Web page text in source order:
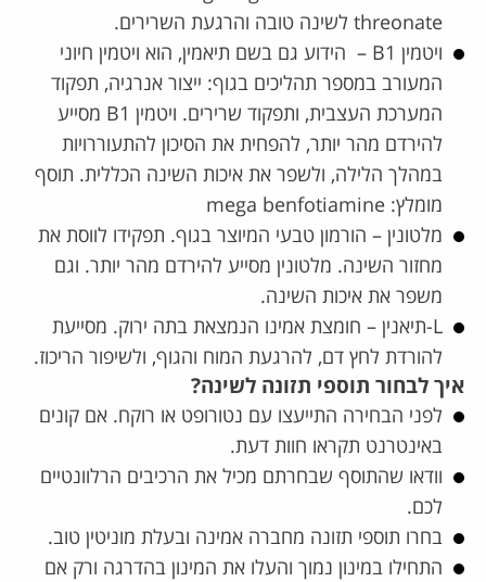
threonate לשינה טובה והרגעת השרירים.
ויטמין B1 – הידוע גם בשם תיאמין, הוא ויטמין חיוני
המעורב במספר תהליכים בגוף: ייצור אנרגיה, תפקוד
המערכת העצבית, ותפקוד שרירים. ויטמין B1 מסייע
להירדם מהר יותר, להפחית את הסיכון להתעוררויות
במהלך הלילה, ולשפר את איכות השינה הכללית. תוסף
מומלץ: mega benfotiamine
מלטונין – הורמון טבעי המיוצר בגוף. תפקידו לווסת את
מחזור השינה. מלטונין מסייע להירדם מהר יותר. וגם
משפר את איכות השינה.
L-תיאנין – חומצת אמינו הנמצאת בתה ירוק. מסייעת
להורדת לחץ דם, להרגעת המוח והגוף, ולשיפור הריכוז.
איך לבחור תוספי תזונה לשינה?
לפני הבחירה התייעצו עם נטורופט או רוקח. אם קונים
באינטרנט תקראו חוות דעת.
וודאו שהתוסף שבחרתם מכיל את הרכיבים הרלוונטיים
לכם.
בחרו תוספי תזונה מחברה אמינה ובעלת מוניטין טוב.
התחילו במינון נמוך והעלו את המינון בהדרגה ורק אם